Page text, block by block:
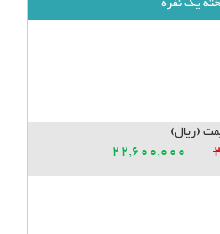
(ریال)
22,600,000